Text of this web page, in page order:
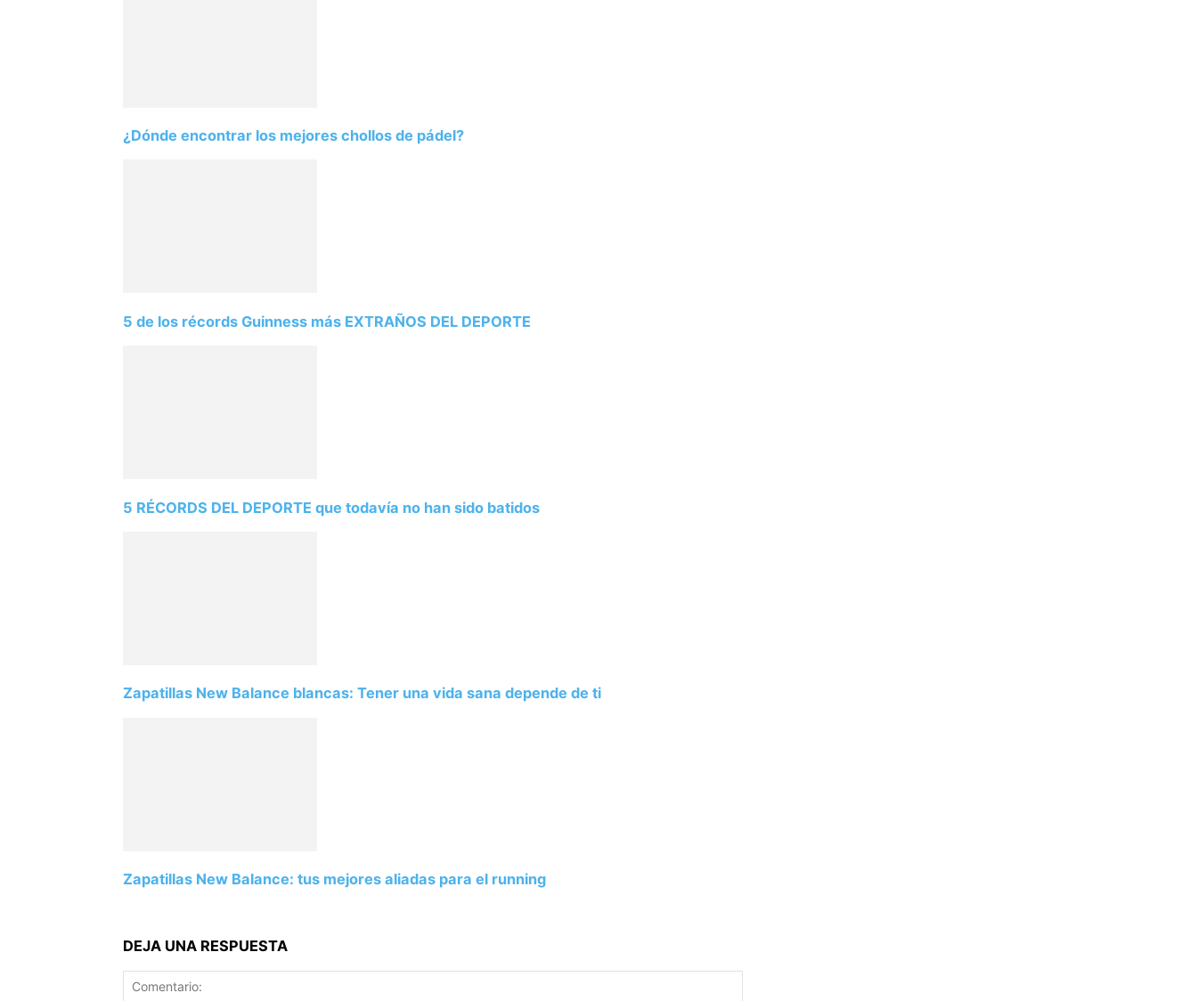
¿Dónde encontrar los mejores chollos de pádel?
5 de los récords Guinness más EXTRAÑOS DEL DEPORTE
5 RÉCORDS DEL DEPORTE que todavía no han sido batidos
Zapatillas New Balance blancas: Tener una vida sana depende de ti
Zapatillas New Balance: tus mejores aliadas para el running
DEJA UNA RESPUESTA